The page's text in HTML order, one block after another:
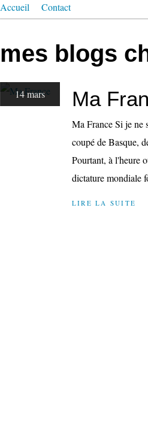
Accueil Contact
mes blogs
14 mars Ma
Ma France Si je ne
coupé de Basque,
Pourtant, à l'heure
dictature mondiale
LIRE LA SUITE